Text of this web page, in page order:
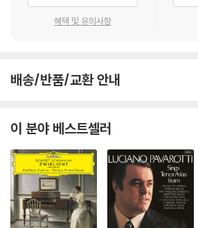
혜택 및 유의사항
배송/반품/교환 안내
이 분야 베스트셀러